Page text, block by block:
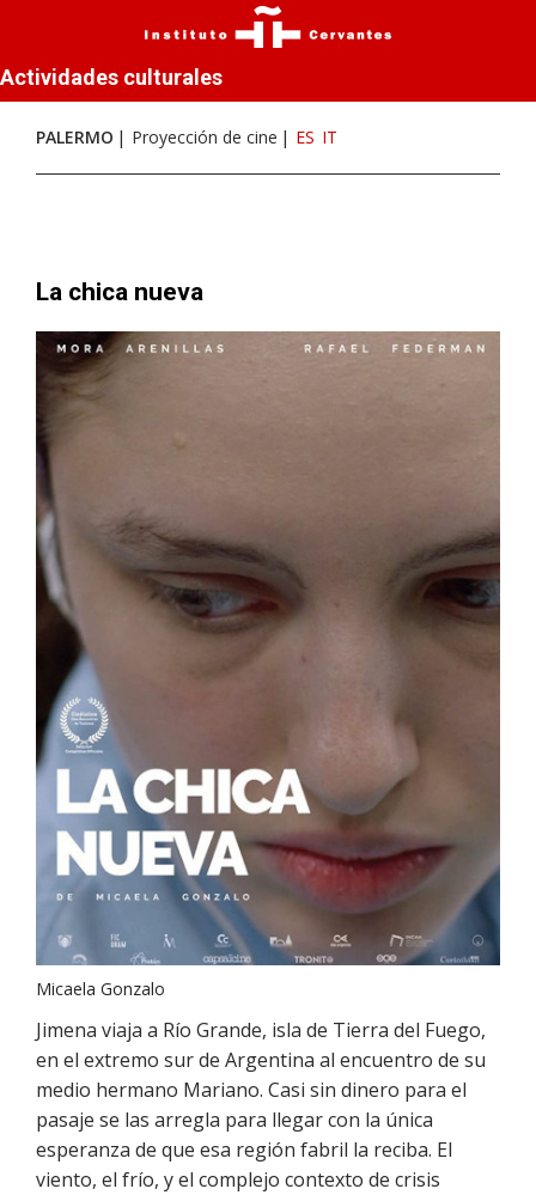
Actividades culturales
PALERMO Proyección de cine ES IT
La chica nueva
Micaela Gonzalo
Jimena viaja a Río Grande, isla de Tierra del Fuego,
en el extremo sur de Argentina al encuentro de su
medio hermano Mariano. Casi sin dinero para el
pasaje se las arregla para llegar con la única
esperanza de que esa región fabril la reciba. El
viento, el frío, y el complejo contexto de crisis